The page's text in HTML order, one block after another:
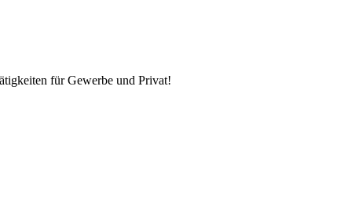
für Gewerbe und Privat!